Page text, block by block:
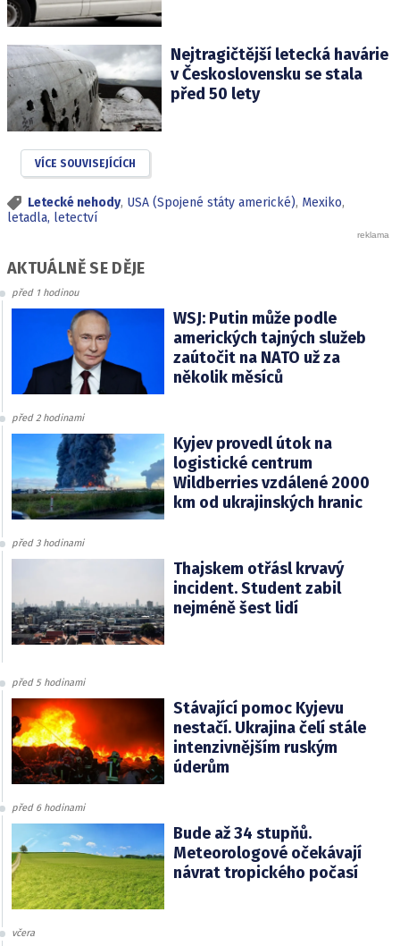
Nejtragičtější letecká havárie
v Československu se stala
před 50 lety
VÍCE SOUVISEJÍCÍCH
Letecké nehody, USA (Spojené státy americké), Mexiko,
letadla, letectví
AKTUÁLNĚ SE DĚJE
před 1 hodinou
WSJ: Putin může podle
amerických tajných služeb
zaútočit na NATO už za
několik měsíců
před 2 hodinami
Kyjev provedl útok na
logistické centrum
Wildberries vzdálené 2000
km od ukrajinských hranic
před 3 hodinami
Thajskem otřásl krvavý
incident. Student zabil
nejméně šest lidí
před 5 hodinami
Stávající pomoc Kyjevu
nestačí. Ukrajina čelí stále
intenzivnějším ruským
úderům
před 6 hodinami
Bude až 34 stupňů.
Meteorologové očekávají
návrat tropického počasí
včera